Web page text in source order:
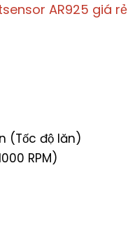
AR925 giá rẻ
(Tốc độ lăn)
RPM)